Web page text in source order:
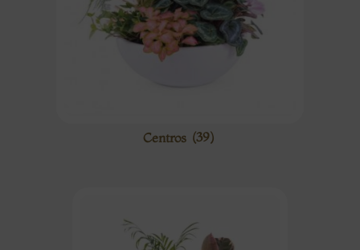
Centros (39)